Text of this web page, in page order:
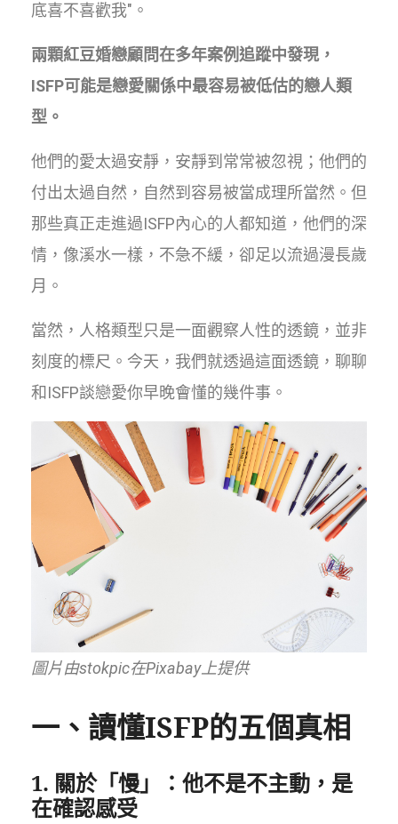
底喜不喜歡我"。
兩顆紅豆婚戀顧問在多年案例追蹤中發現，
ISFP可能是戀愛關係中最容易被低估的戀人類
型。
他們的愛太過安靜，安靜到常常被忽視；他們的
付出太過自然，自然到容易被當成理所當然。但
那些真正走進過ISFP內心的人都知道，他們的深
情，像溪水一樣，不急不緩，卻足以流過漫長歲
月。
當然，人格類型只是一面觀察人性的透鏡，並非
刻度的標尺。今天，我們就透過這面透鏡，聊聊
和ISFP談戀愛你早晚會懂的幾件事。
圖片由stokpic在Pixabay上提供
一、讀懂ISFP的五個真相
1. 關於「慢」：他不是不主動，是
在確認感受